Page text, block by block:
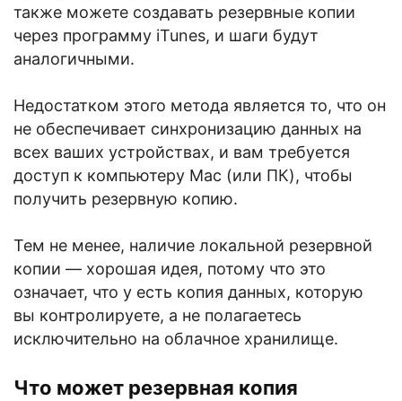
также можете создавать резервные копии
через программу iTunes, и шаги будут
аналогичными.
Недостатком этого метода является то, что он
не обеспечивает синхронизацию данных на
всех ваших устройствах, и вам требуется
доступ к компьютеру Mac (или ПК), чтобы
получить резервную копию.
Тем не менее, наличие локальной резервной
копии — хорошая идея, потому что это
означает, что у есть копия данных, которую
вы контролируете, а не полагаетесь
исключительно на облачное хранилище.
Что может резервная копия